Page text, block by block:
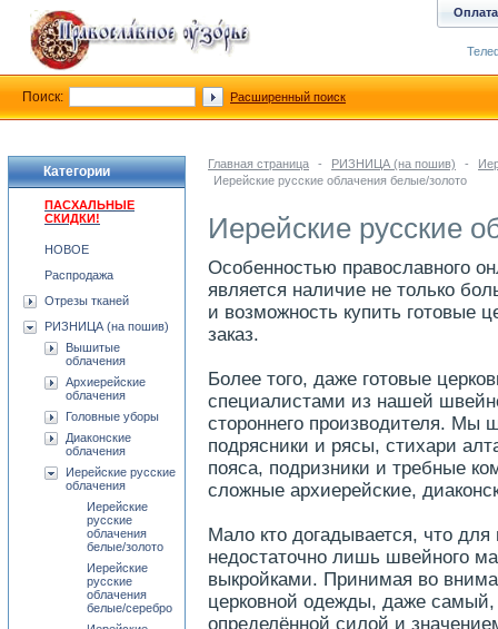
Главная страница - РИЗНИЦА (на пошив) -
Иерейские русские облачения белые/золото
Иерейские русские
Особенностью православного
является наличие не только
и возможность купить готовые
заказ.
Более того, даже готовые
специалистами из нашей
стороннего производителя. Мы
подрясники и рясы, стихари
пояса, подризники и требные
сложные архиерейские,
Мало кто догадывается, что
недостаточно лишь швейного
выкройками. Принимая во
церковной одежды, даже самый,
определённой силой и
Категории
ПАСХАЛЬНЫЕ
СКИДКИ!
НОВОЕ
Распродажа
Отрезы тканей
РИЗНИЦА (на пошив)
Вышитые
облачения
Архиерейские
облачения
Головные уборы
Диаконские
облачения
Иерейские русские
облачения
Иерейские
русские
облачения
белые/золото
Иерейские
русские
облачения
белые/серебро
Оплата
Поиск: Расширенный поиск